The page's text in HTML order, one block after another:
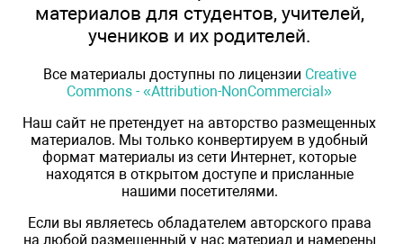
материалов для студентов, учителей,
учеников и их родителей.
Все материалы доступны по лицензии Creative
Commons - «Attribution-NonCommercial»
Наш сайт не претендует на авторство размещенных
материалов. Мы только конвертируем в удобный
формат материалы из сети Интернет, которые
находятся в открытом доступе и присланные
нашими посетителями.
Если вы являетесь обладателем авторского права
на любой размещенный у нас материал и намерены